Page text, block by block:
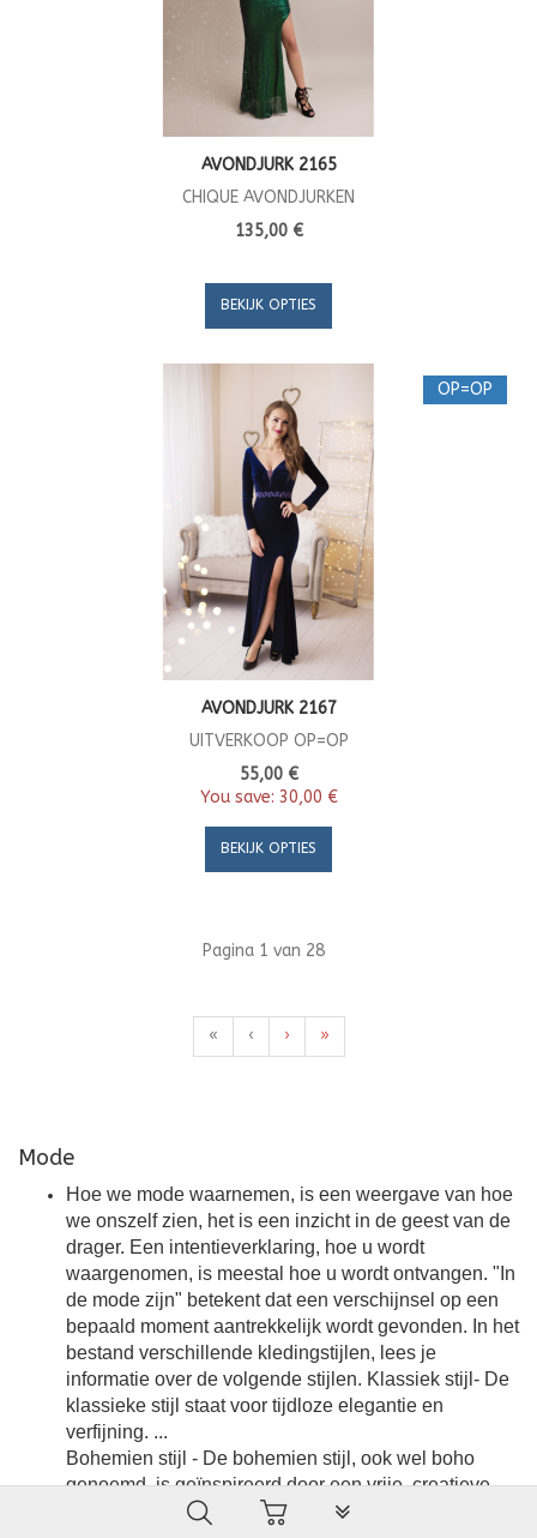
AVONDJURK 2165
CHIQUE AVONDJURKEN
135,00 €
BEKIJK OPTIES
OP=OP
AVONDJURK 2167
UITVERKOOP OP=OP
55,00 €
You save: 30,00 €
BEKIJK OPTIES
Pagina 1 van 28
« ‹ › »
Mode
Hoe we mode waarnemen, is een weergave van hoe
we onszelf zien, het is een inzicht in de geest van de
drager. Een intentieverklaring, hoe u wordt
waargenomen, is meestal hoe u wordt ontvangen. "In
de mode zijn" betekent dat een verschijnsel op een
bepaald moment aantrekkelijk wordt gevonden. In het
bestand verschillende kledingstijlen, lees je
informatie over de volgende stijlen. Klassiek stijl- De
klassieke stijl staat voor tijdloze elegantie en
verfijning. ...
Bohemien stijl - De bohemien stijl, ook wel boho
genoemd, is geïnspireerd door een vrije, creatieve